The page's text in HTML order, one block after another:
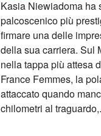
Kasia Niewiadoma ha
palcoscenico più
firmare una delle
della sua carriera. Sul
nella tappa più attesa
France Femmes, la
attaccato quando
chilometri al